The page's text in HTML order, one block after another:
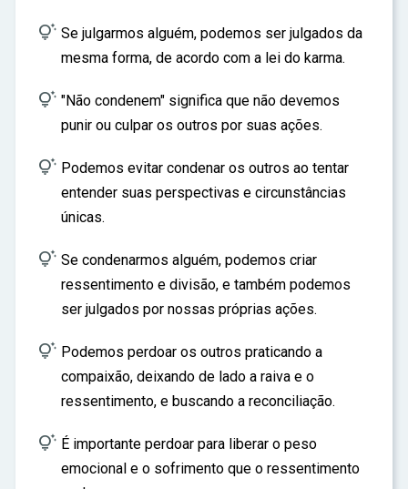
 Se julgarmos alguém, podemos ser julgados da
mesma forma, de acordo com a lei do karma.
 "Não condenem" significa que não devemos
punir ou culpar os outros por suas ações.
 Podemos evitar condenar os outros ao tentar
entender suas perspectivas e circunstâncias
únicas.
 Se condenarmos alguém, podemos criar
ressentimento e divisão, e também podemos
ser julgados por nossas próprias ações.
 Podemos perdoar os outros praticando a
compaixão, deixando de lado a raiva e o
ressentimento, e buscando a reconciliação.
 É importante perdoar para liberar o peso
emocional e o sofrimento que o ressentimento